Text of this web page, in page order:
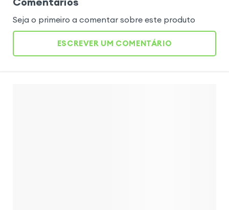
Seja o primeiro a comentar sobre este produto
ESCREVER UM COMENTÁRIO